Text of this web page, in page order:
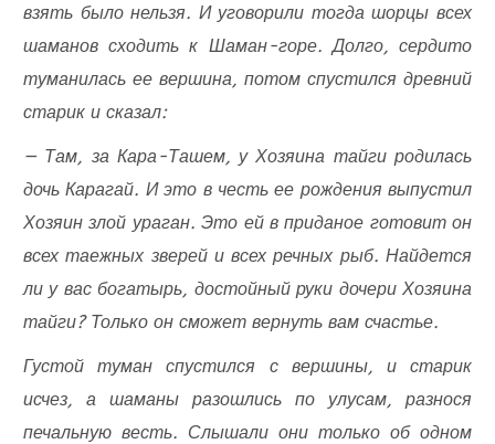
взять было нельзя. И уговорили тогда шорцы всех
шаманов сходить к Шаман-горе. Долго, сердито
туманилась ее вершина, потом спустился древний
старик и сказал:
— Там, за Кара-Ташем, у Хозяина тайги родилась
дочь Карагай. И это в честь ее рождения выпустил
Хозяин злой ураган. Это ей в приданое готовит он
всех таежных зверей и всех речных рыб. Найдется
ли у вас богатырь, достойный руки дочери Хозяина
тайги? Только он сможет вернуть вам счастье.
Густой туман спустился с вершины, и старик
исчез, а шаманы разошлись по улусам, разнося
печальную весть. Слышали они только об одном